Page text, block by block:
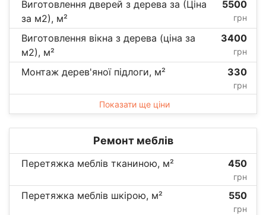
Виготовлення дверей з дерева за (Ціна
за м2), м²
5500
грн
Виготовлення вікна з дерева (ціна за
м2), м²
3400
грн
Монтаж дерев'яної підлоги, м² 330
грн
Показати ще ціни
Ремонт меблів
Перетяжка меблів тканиною, м² 450
грн
Перетяжка меблів шкірою, м² 550
грн